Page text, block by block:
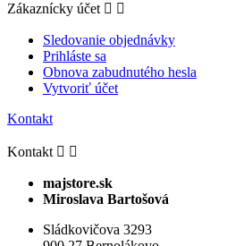
Zákaznícky účet  
Sledovanie objednávky
Prihláste sa
Obnova zabudnutého hesla
Vytvoriť účet
Kontakt
Kontakt  
majstore.sk
Miroslava Bartošová
Sládkovičova 3293